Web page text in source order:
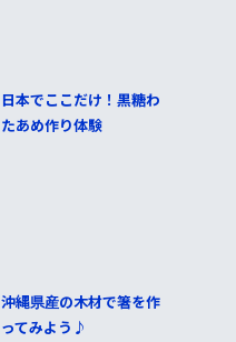
日本でここだけ！黒糖わ
たあめ作り体験
沖縄県産の木材で箸を作
ってみよう♪